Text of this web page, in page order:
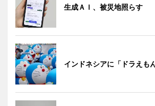
生成ＡＩ、被災地照らす
インドネシアに「ドラえも